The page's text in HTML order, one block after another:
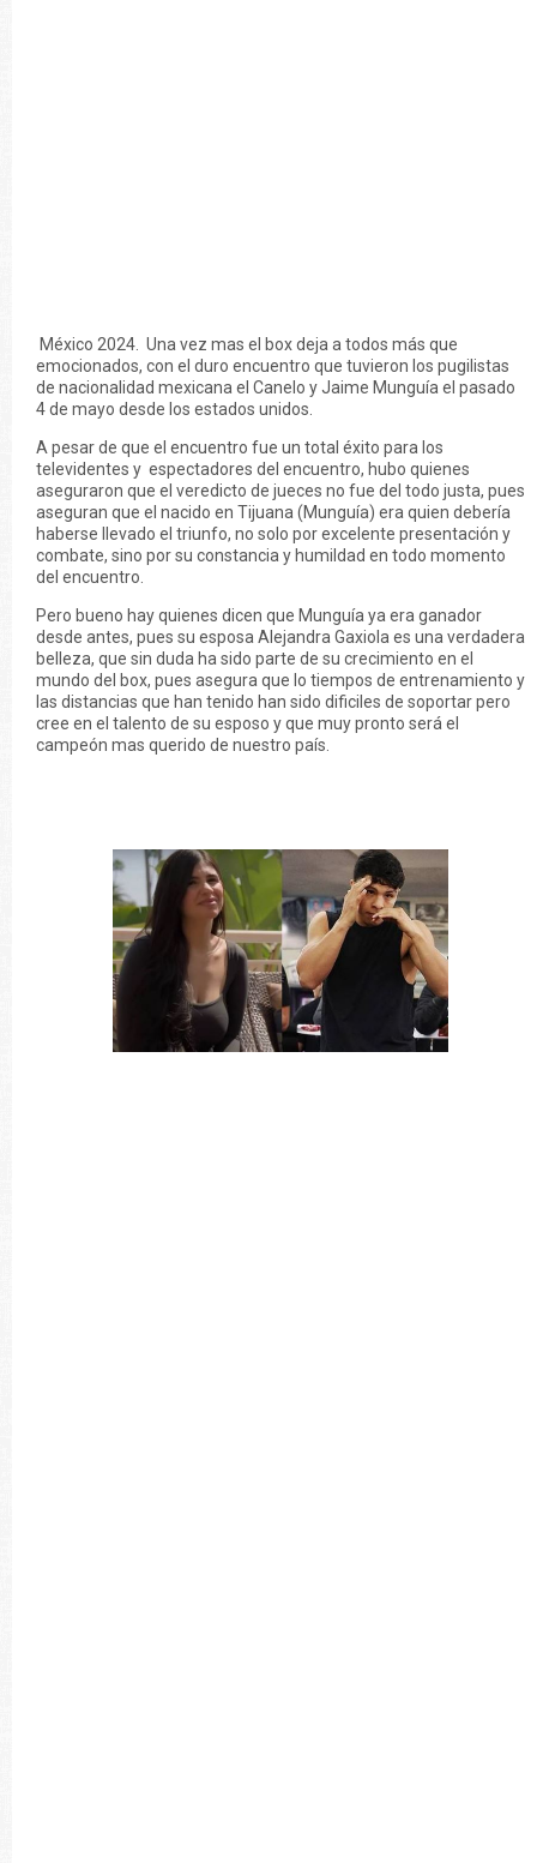
México 2024. Una vez mas el box deja a todos más que
emocionados, con el duro encuentro que tuvieron los pugilistas
de nacionalidad mexicana el Canelo y Jaime Munguía el pasado
4 de mayo desde los estados unidos.
A pesar de que el encuentro fue un total éxito para los
televidentes y espectadores del encuentro, hubo quienes
aseguraron que el veredicto de jueces no fue del todo justa, pues
aseguran que el nacido en Tijuana (Munguía) era quien debería
haberse llevado el triunfo, no solo por excelente presentación y
combate, sino por su constancia y humildad en todo momento
del encuentro.
Pero bueno hay quienes dicen que Munguía ya era ganador
desde antes, pues su esposa Alejandra Gaxiola es una verdadera
belleza, que sin duda ha sido parte de su crecimiento en el
mundo del box, pues asegura que lo tiempos de entrenamiento y
las distancias que han tenido han sido dificiles de soportar pero
cree en el talento de su esposo y que muy pronto será el
campeón mas querido de nuestro país.